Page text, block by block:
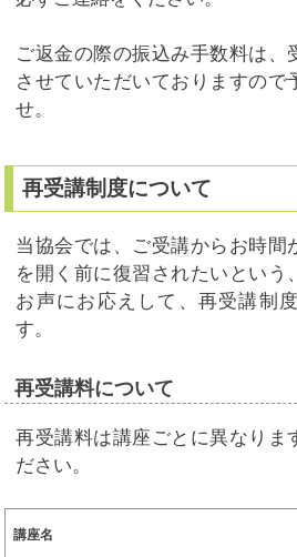
ご返金の際の振込み手数料は、
させていただいておりますので
せ。
再受講制度について
当協会では、ご受講からお時間
を開く前に復習されたいという
お声にお応えして、再受講制
す。
再受講料について
再受講料は講座ごとに異なりま
ださい。
講座名